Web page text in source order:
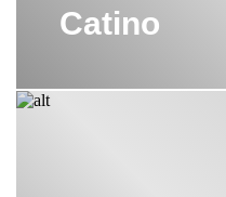
Catino